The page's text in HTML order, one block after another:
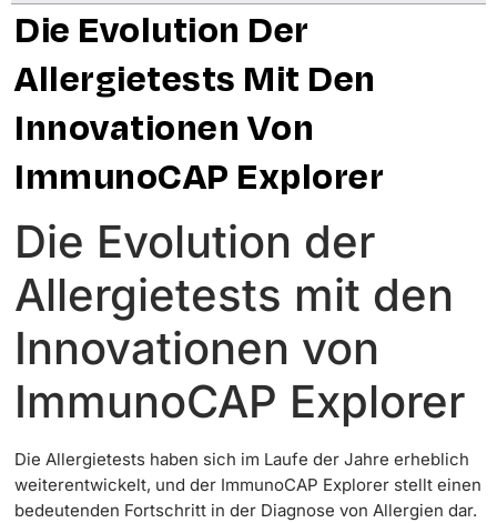
Die Evolution Der
Allergietests Mit Den
Innovationen Von
ImmunoCAP Explorer
Die Evolution der
Allergietests mit den
Innovationen von
ImmunoCAP Explorer
Die Allergietests haben sich im Laufe der Jahre erheblich
weiterentwickelt, und der ImmunoCAP Explorer stellt einen
bedeutenden Fortschritt in der Diagnose von Allergien dar.